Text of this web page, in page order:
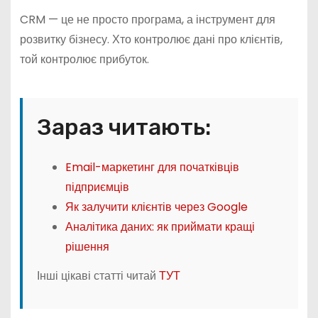
CRM — це не просто програма, а інструмент для
розвитку бізнесу. Хто контролює дані про клієнтів,
той контролює прибуток.
Зараз читають:
Email-маркетинг для початківців
підприємців
Як залучити клієнтів через Google
Аналітика даних: як приймати кращі
рішення
Інші цікаві статті читай ТУТ